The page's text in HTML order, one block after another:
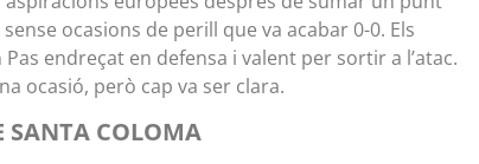
ocasions de perill que va acabar 0-0. Els
endreçat en defensa i valent per sortir a l’atac.
ocasió, però cap va ser clara.
SANTA COLOMA